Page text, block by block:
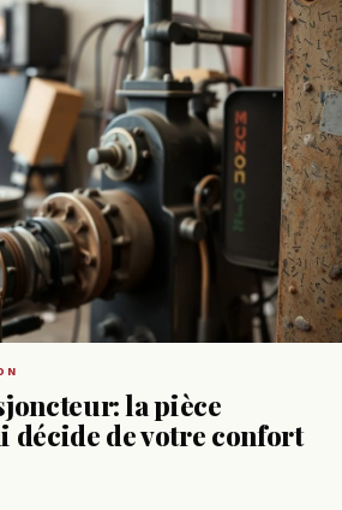
la pièce
de votre confort